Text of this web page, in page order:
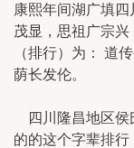
康熙年间湖广填
茂显，思祖广宗
（排行）为： 道
荫长发伦。
四川隆昌地区侯
的的这个字辈排